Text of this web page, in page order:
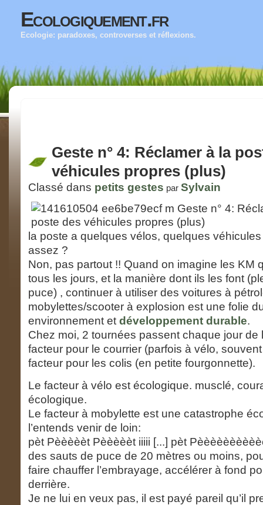
Ecologiquement.fr
Ecologie: paradoxes, controverses et réflexions.
Geste n° 4: Réclamer à la
véhicules propres (plus)
Classé dans petits gestes par Sylvain
la poste a quelques vélos, quelques
assez ?
Non, pas partout !! Quand on imagine les KM
tous les jours, et la manière dont ils les font
puce) , continuer à utiliser des voitures à
mobylettes/scooter à explosion est une folie
environnement et développement durable.
Chez moi, 2 tournées passent chaque jour de
facteur pour le courrier (parfois à vélo,
facteur pour les colis (en petite fourgonnette).
Le facteur à vélo est écologique. musclé,
écologique.
Le facteur à mobylette est une catastrophe
l’entends venir de loin:
pèt Pèèèèèt Pèèèèèt iiiii [...] pèt
des sauts de puce de 20 mètres ou moins,
faire chauffer l’embrayage, accélérer à fond
derrière.
Je ne lui en veux pas, il est payé pareil qu’il